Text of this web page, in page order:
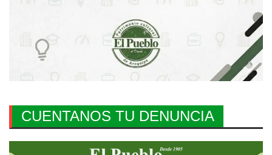
CUENTANOS TU DENUNCIA